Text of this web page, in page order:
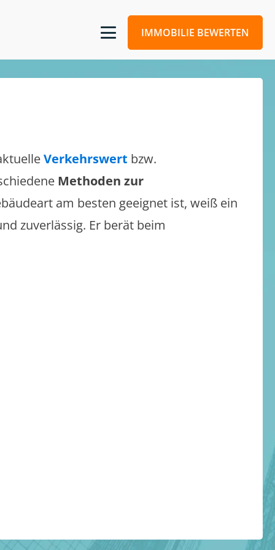
IMMOBILIE BEWERTEN
Verkehrswert bzw.
Methoden zur
am besten geeignet ist, weiß ein
zuverlässig. Er berät beim